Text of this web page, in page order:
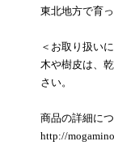
東北地方で育
＜お取り扱い
木や樹皮は、
さい。
商品の詳細に
http://